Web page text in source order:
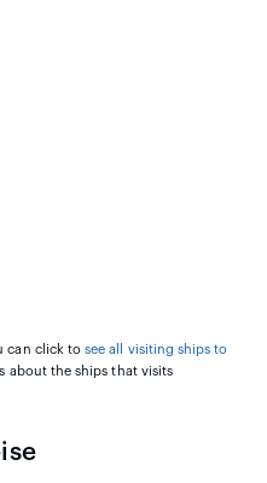
can click tosee all visiting ships to
about the ships that visits